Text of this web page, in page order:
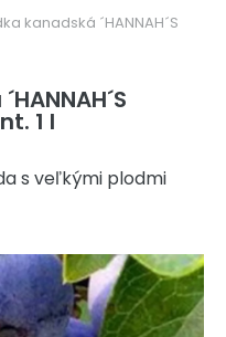
kanadská ´HANNAH´S
1 l
s veľkými plodmi